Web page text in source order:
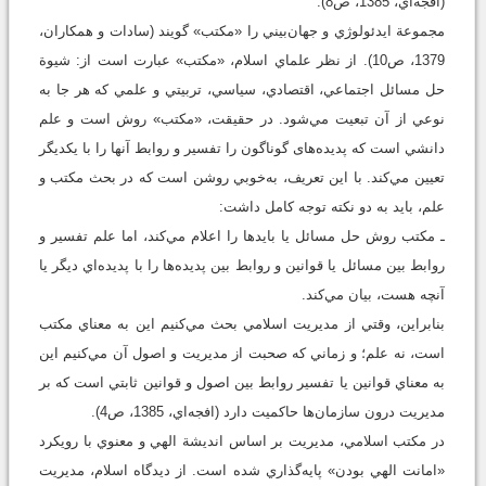
مجموعة ايدئولوژي و جهان‌بيني را «مکتب» گويند (سادات و همكاران،
1379، ص10). از نظر علماي اسلام، «مکتب» عبارت است از: شيوة
حل مسائل اجتماعي، اقتصادي، سياسي، تربيتي و علمي که هر جا به
نوعي از آن تبعيت مي‌شود. در حقيقت، «مکتب» روش است و علم
دانشي است که پديده‌های گوناگون را تفسير و روابط آنها را با يکديگر
تعيين مي‌کند. با اين تعريف، به‌خوبي روشن است که در بحث مکتب و
علم، بايد به دو نکته توجه کامل داشت:
ـ مکتب روش حل مسائل يا بايد‌ها را اعلام مي‌کند، اما علم تفسير و
روابط بين مسائل يا قوانين و روابط بين پديده‌ها را با پديده‌اي ديگر يا
آنچه هست، بيان مي‌کند.
بنابراین، وقتي از مديريت اسلامي بحث مي‌کنيم اين به معناي مکتب
است، نه علم؛ و زماني که صحبت از مديريت و اصول آن مي‌کنيم اين
به معناي قوانين يا تفسير روابط بين اصول و قوانين ثابتي است که بر
مديريت درون سازمان‌ها حاکميت دارد (افجه‌اي، 1385، ص4).
در مکتب اسلامي، مديريت بر اساس انديشة الهي و معنوي با رويکرد
«امانت الهي بودن» پايه‌گذاري شده است. از ديدگاه اسلام، مديريت